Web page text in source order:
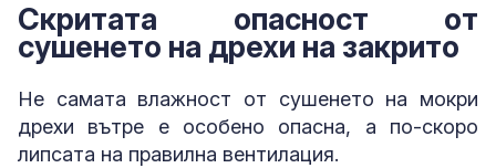
Скритата опасност от
сушенето на дрехи на закрито
Не самата влажност от сушенето на мокри
дрехи вътре е особено опасна, а по-скоро
липсата на правилна вентилация.